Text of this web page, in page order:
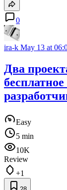
0
ira-k May 13 at
Два
Easy
5 min
10K
Review
+1